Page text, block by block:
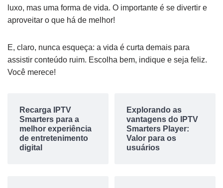
luxo, mas uma forma de vida. O importante é se divertir e
aproveitar o que há de melhor!
E, claro, nunca esqueça: a vida é curta demais para
assistir conteúdo ruim. Escolha bem, indique e seja feliz.
Você merece!
Recarga IPTV
Smarters para a
melhor experiência
de entretenimento
digital
Explorando as
vantagens do IPTV
Smarters Player:
Valor para os
usuários